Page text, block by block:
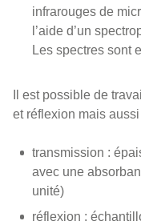
infrarouges de
l’aide d’un
Les spectres sont
Il est possible de
et réflexion mais aussi
transmission :
avec une
unité)
réflexion :